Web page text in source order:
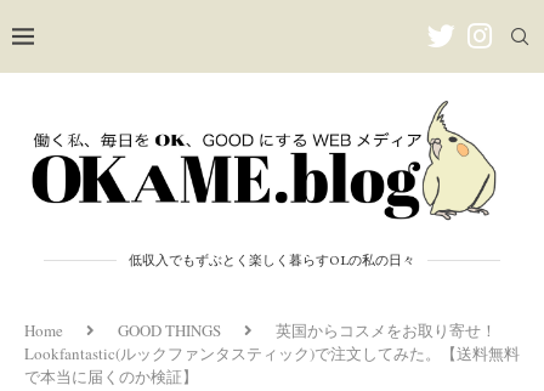
低収入でもずぶとく楽しく暮らすOLの私の日々
Home GOOD THINGS
英国からコスメをお取り寄せ！
Lookfantastic(ルックファンタスティック)で注文してみた。【送料無料
で本当に届くのか検証】